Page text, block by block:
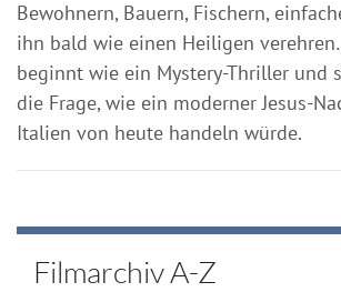
Bewohnern, Bauern, Fischern,
ihn bald wie einen Heiligen
beginnt wie ein Mystery-Thriller und
die Frage, wie ein moderner Jesus-
Italien von heute handeln würde.
Filmarchiv A-Z